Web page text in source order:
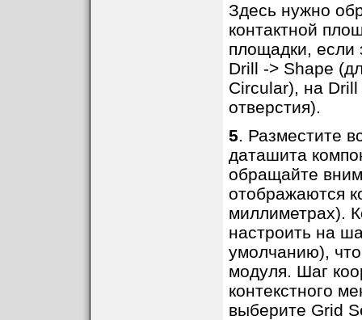
Здесь нужно
контактной
площадки, если
Drill -> Shape
Circular), на Drill
отверстия).
5. Разместите
даташита
обращайте
отображаются
миллиметрах).
настроить на
умолчанию),
модуля. Шаг
контекстного
выберите Grid